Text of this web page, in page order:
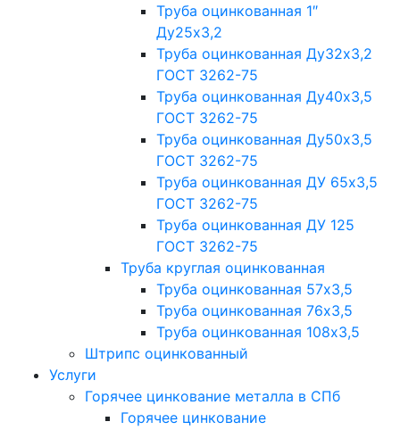
Труба оцинкованная 1″
Ду25х3,2
Труба оцинкованная Ду32х3,2
ГОСТ 3262-75
Труба оцинкованная Ду40х3,5
ГОСТ 3262-75
Труба оцинкованная Ду50х3,5
ГОСТ 3262-75
Труба оцинкованная ДУ 65х3,5
ГОСТ 3262-75
Труба оцинкованная ДУ 125
ГОСТ 3262-75
Труба круглая оцинкованная
Труба оцинкованная 57х3,5
Труба оцинкованная 76х3,5
Труба оцинкованная 108х3,5
Штрипс оцинкованный
Услуги
Горячее цинкование металла в СПб
Горячее цинкование